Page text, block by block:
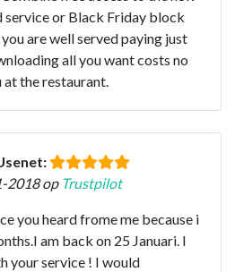
service or Black Friday block
are well served paying just
all you want costs no
the restaurant.
2018 op Trustpilot
you heard frome me because i
am back on 25 Januari. I
your service ! I would